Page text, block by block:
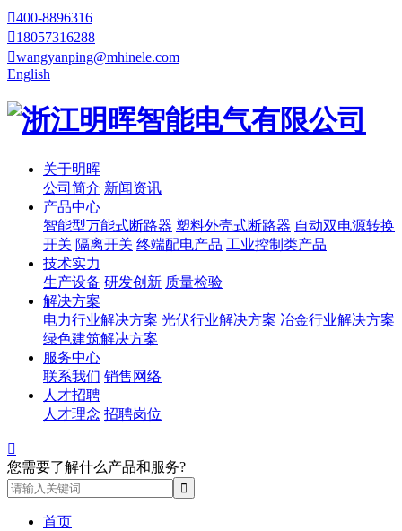
400-8896316
18057316288
wangyanping@mhinele.com
English
关于明晖
公司简介 新闻资讯
产品中心
智能型万能式断路器 塑料外壳式断路器 自动双电源转换
开关 隔离开关 终端配电产品 工业控制类产品
技术实力
生产设备 研发创新 质量检验
解决方案
电力行业解决方案 光伏行业解决方案 冶金行业解决方案
绿色建筑解决方案
服务中心
联系我们 销售网络
人才招聘
人才理念 招聘岗位

您需要了解什么产品和服务?
首页